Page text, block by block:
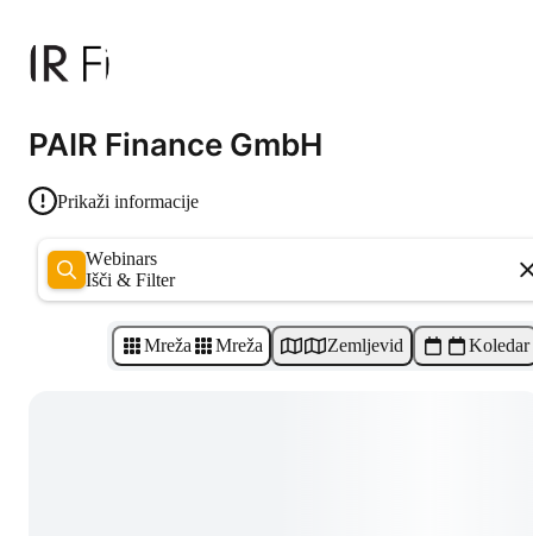
PAIR Finance GmbH
Prikaži informacije
Webinars
Išči & Filter
Mreža Mreža Zemljevid Koledar